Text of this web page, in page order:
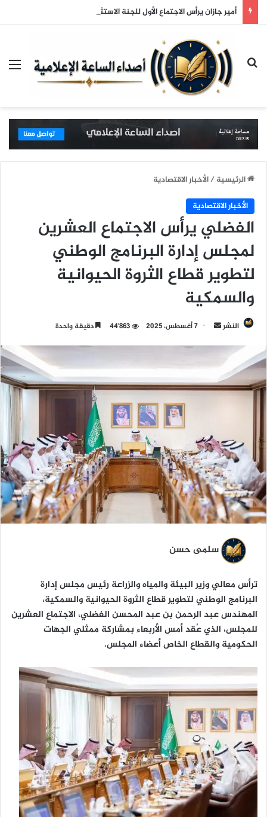
بحث عن
الرئيسية/الأخبار الاقتصادية
الأخبار الاقتصادية
الفضلي يرأس الاجتماع العشرين
لمجلس إدارة البرنامج الوطني
لتطوير قطاع الثروة الحيوانية
والسمكية
النشر
ل
ب
ا
إ
ل
ك
ت
ر
و
ي
7 أغسطس، 2025 44٬863 دقيقة واحدة
سلمى حسن
ترأس معالي وزير البيئة والمياه والزراعة رئيس مجلس إدارة
البرنامج الوطني لتطوير قطاع الثروة الحيوانية والسمكية،
المهندس عبد الرحمن بن عبد المحسن الفضلي، الاجتماع العشرين
للمجلس، الذي عُقد أمس الأربعاء بمشاركة ممثلي الجهات
الحكومية والقطاع الخاص أعضاء المجلس.